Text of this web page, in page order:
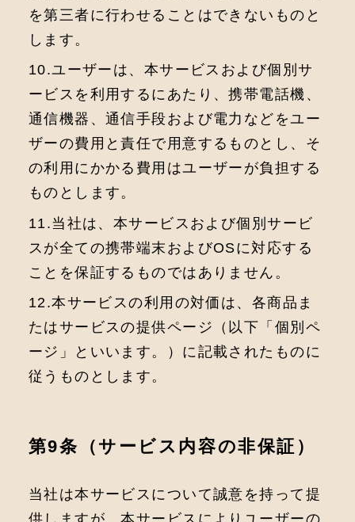
を第三者に⾏わせることはできないものと
します。
10.ユーザーは、本サービスおよび個別サ
ービスを利⽤するにあたり、携帯電話機、
通信機器、通信⼿段および電⼒などをユー
ザーの費⽤と責任で⽤意するものとし、そ
の利⽤にかかる費⽤はユーザーが負担する
ものとします。
11.当社は、本サービスおよび個別サービ
スが全ての携帯端末およびOSに対応する
ことを保証するものではありません。
12.本サービスの利用の対価は、各商品ま
たはサービスの提供ページ（以下「個別ペ
ージ」といいます。）に記載されたものに
従うものとします。
第9条（サービス内容の非保証）
当社は本サービスについて誠意を持って提
供しますが、本サービスによりユーザーの